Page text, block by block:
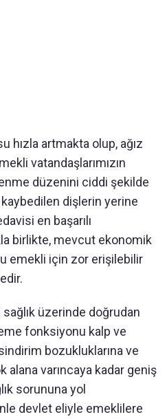
hızla artmakta olup, ağız
vatandaşlarımızın
düzenini ciddi şekilde
dişlerin yerine
en başarılı
birlikte, mevcut ekonomik
emekli için zor erişilebilir
sağlık üzerinde doğrudan
fonksiyonu kalp ve
bozukluklarına ve
varıncaya kadar geniş
sorununa yol
devlet eliyle emeklilere